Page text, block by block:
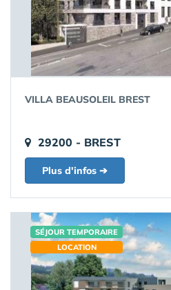
VILLA BEAUSOLEIL BREST
29200 - BREST
Plus d'infos ➔
SÉJOUR TEMPORAIRE
LOCATION